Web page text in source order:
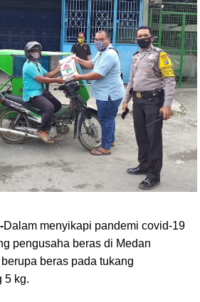
Dalam menyikapi pandemi covid-19
pengusaha beras di Medan
beras pada tukang
5 kg.